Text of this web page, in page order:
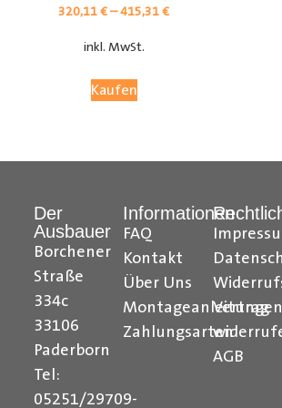
Citroen Berlingo Radkastenschutz,
Radkastenschutz, Citroen Jumper
Citroen Nemo Radkastenschutz, Dacia
Radkastenschutz, Fiat Doblo Cargo
Fiat Scudo Radkastenschutz, Fiat Ducato
Radkastenschutz, Fiat Fiorino
Talento Radkastenschutz, Ford Transit
Radkastenschutz, Ford Connect
320,11€–415,31€
inkl. MwSt.
Kaufen
Der
Ausbauer
Borchener
Straße
334c
33106
Paderborn
Tel:
05251/29709-
Informationen
FAQ
Kontakt
Über Uns
Montageanleitungen
Zahlungsarten
Vertrag
AGB